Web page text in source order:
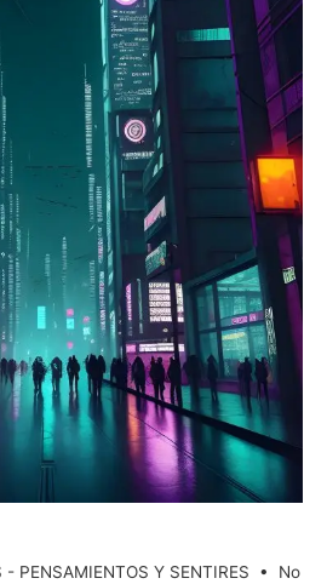
- PENSAMIENTOS Y SENTIRES • No